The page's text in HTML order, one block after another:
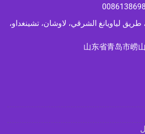
رقم 46، طريق لياويانغ الشرقي، لاوشان، تشينغداو،
山东省青岛市崂